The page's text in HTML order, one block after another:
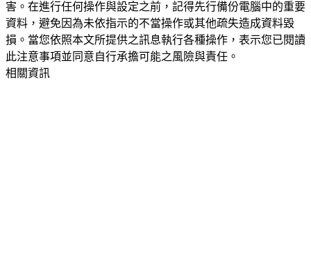
害。在進行任何操作與設定之前，記得先行備份電腦中的重要
資料，避免因為未依指示的不當操作或其他疏失造成資料毀
損。當您依照本文所提供之訊息執行各種操作，表示您已閱讀
此注意事項並同意自行承擔可能之風險與責任。
相關資訊